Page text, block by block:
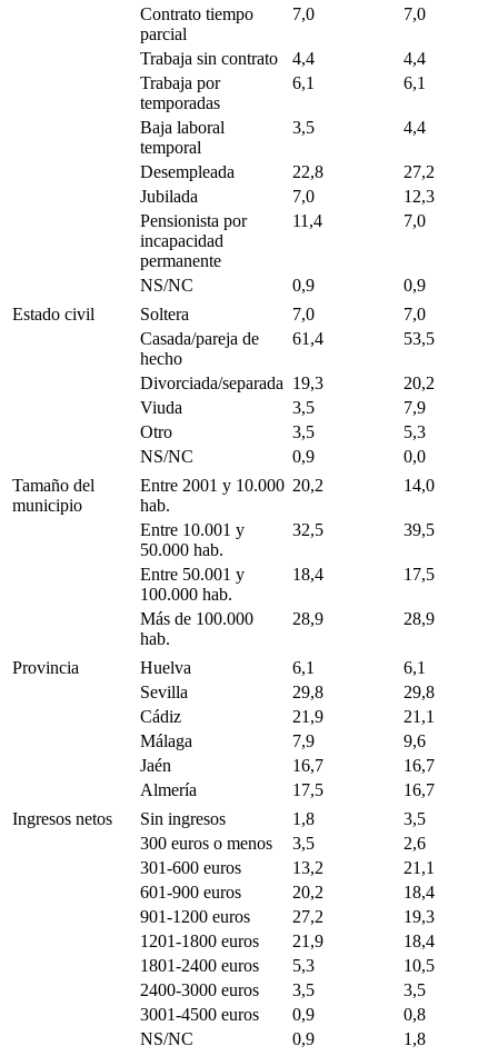
Contrato tiempo
parcial
7,0 7,0
Trabaja sin contrato 4,4
4,4
Trabaja por
temporadas
6,1 6,1
Baja laboral
temporal
3,5 4,4
Desempleada 22,8
27,2
Jubilada
7,0
12,3
Pensionista por
incapacidad
permanente
11,4 7,0
NS/NC 0,9
0,9
Estado civil
Soltera 7,0
7,0
Casada/pareja de
hecho
61,4 53,5
Divorciada/separada 19,3
20,2
Viuda
3,5
7,9
Otro
3,5
5,3
NS/NC
0,9
0,0
Tamaño del
municipio
Entre 2001 y 10.000
hab.
20,2 14,0
Entre 10.001 y
50.000 hab.
32,5 39,5
Entre 50.001 y
100.000 hab.
18,4 17,5
Más de 100.000
hab.
28,9 28,9
Provincia Huelva 6,1
6,1
Sevilla
29,8
29,8
Cádiz
21,9
21,1
Málaga
7,9
9,6
Jaén
16,7
16,7
Almería
17,5
16,7
Ingresos netos
Sin ingresos 1,8
3,5
300 euros o menos
3,5
2,6
301-600 euros
13,2
21,1
601-900 euros
20,2
18,4
901-1200 euros
27,2
19,3
1201-1800 euros
21,9
18,4
1801-2400 euros
5,3
10,5
2400-3000 euros
3,5
3,5
3001-4500 euros
0,9
0,8
NS/NC
0,9
1,8